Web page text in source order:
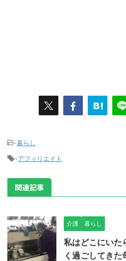
-暮らし
-アフィリエイト
関連記事
介護 暮らし
私はどこにいた
く過ごしてき